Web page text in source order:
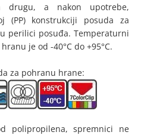
drugu, a nakon upotrebe,
(PP) konstrukciji posuda za
perilici posuđa. Temperaturni
je od -40°C do +95°C.
za pohranu hrane:
polipropilena, spremnici ne